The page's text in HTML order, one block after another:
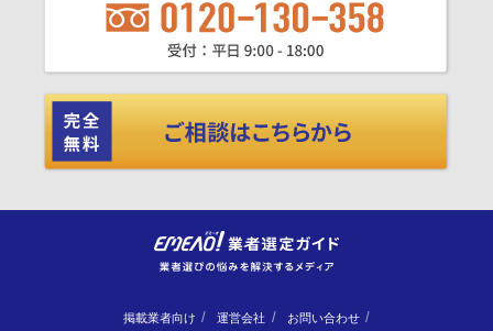
掲載業者向け 運営会社 お問い合わせ